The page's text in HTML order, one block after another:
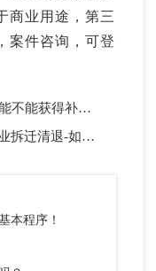
商业用途，第三
案件咨询，可登
，能获得哪些补偿？
定自己企业是否合法
本程序！